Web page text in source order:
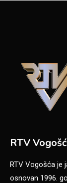
RTV
RTV Vogošća je
osnovan 1996.